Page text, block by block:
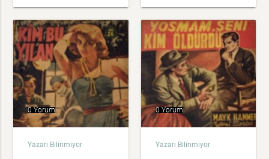
0 Yorum
Yazarı Bilinmiyor
0 Yorum
Yazarı Bilinmiyor